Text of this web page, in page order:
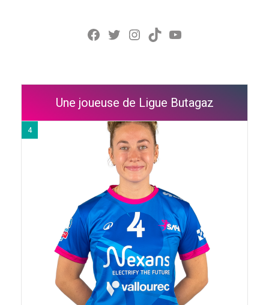
Facebook
Twitter
Instagram
TikTokYouTube
Une joueuse de Ligue Butagaz
4